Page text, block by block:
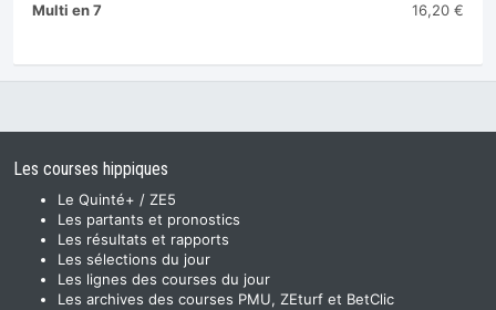
Multi en 7
16,20 €
Les courses hippiques
Le Quinté+ / ZE5
Les partants et pronostics
Les résultats et rapports
Les sélections du jour
Les lignes des courses du jour
Les archives des courses PMU, ZEturf et BetClic